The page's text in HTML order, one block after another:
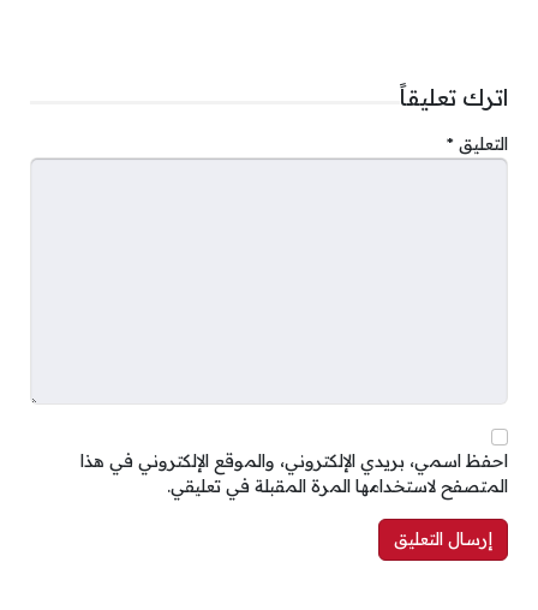
اترك تعليقاً
التعليق *
احفظ اسمي، بريدي الإلكتروني، والموقع الإلكتروني في هذا
المتصفح لاستخدامها المرة المقبلة في تعليقي.